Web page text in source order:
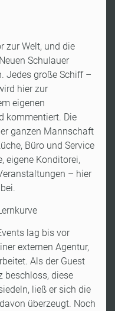
zur Welt, und die
Schulauer
Jedes große Schiff –
hier zur
eigenen
kommentiert. Die
ganzen Mannschaft
Büro und Service
eigene Konditorei,
– hier
lag bis vor
externen Agentur,
Als der Guest
beschloss, diese
ließ er sich die
überzeugt. Noch